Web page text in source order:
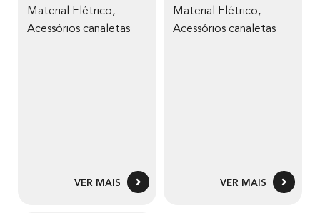
Material Elétrico,
Acessórios canaletas
VER MAIS
Material Elétrico,
Acessórios canaletas
VER MAIS